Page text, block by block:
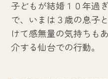
子どもが結婚１０年過
で、いまは３歳の息子
けて感無量の気持ちも
介する仙台での行動。